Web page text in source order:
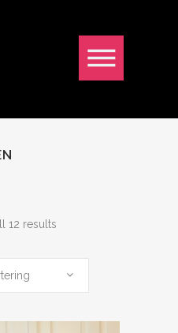
12 results